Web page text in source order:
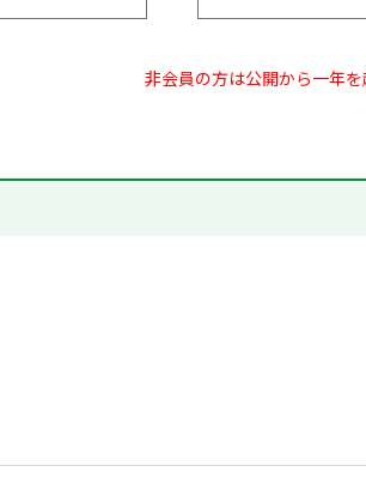
非会員の方は公開から一年